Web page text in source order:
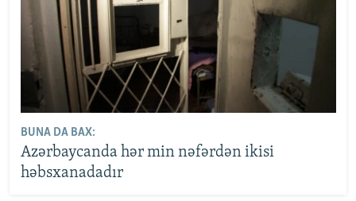
BUNA DA BAX:
Azərbaycanda hər min nəfərdən ikisi
həbsxanadadır